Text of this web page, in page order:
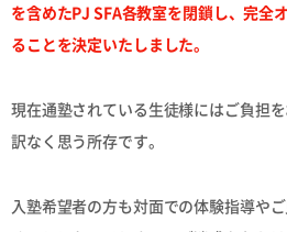
を含めたPJ SFA各教室を閉鎖し、完全
ることを決定いたしました。
現在通塾されている生徒様にはご負担
訳なく思う所存です。
入塾希望者の方も対面での体験指導や